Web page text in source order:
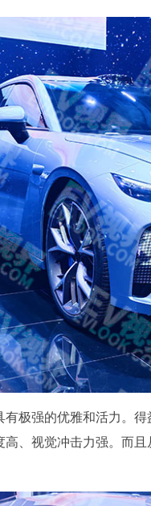
极强的优雅和活力。
、视觉冲击力强。而